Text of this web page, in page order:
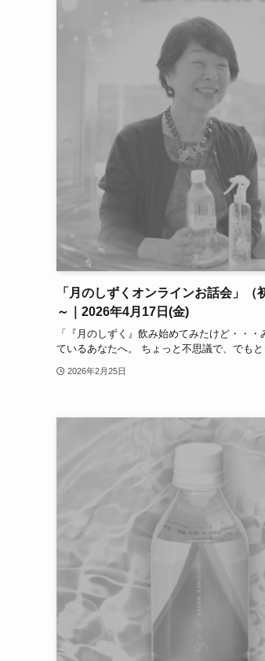
「月のしずくオンラインお話会」
～｜2026年4月17日(金)
「『月のしずく』飲み始めてみたけど・・
ているあなたへ。 ちょっと不思議で、でも
2026年2月25日